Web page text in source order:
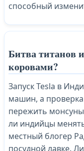
способный
Битва титанов
коровами?
Запуск Tesla в
машин, а
пережить
ли индийцы
местный блогер
посудной лавке.